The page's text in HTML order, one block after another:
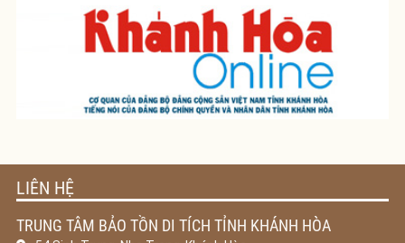
LIÊN HỆ
TRUNG TÂM BẢO TỒN DI TÍCH TỈNH KHÁNH HÒA